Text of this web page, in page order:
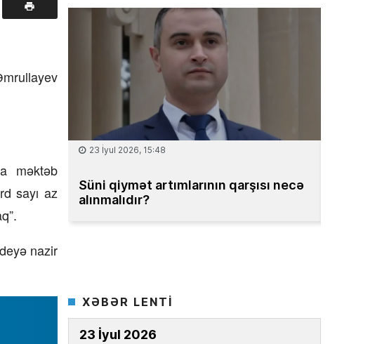
məktəb
sayı az
nazir
qarşısı necə
Müəssisələrin qiymətləndirilməsi
XƏBƏR LENTİ
23 İyul 2026